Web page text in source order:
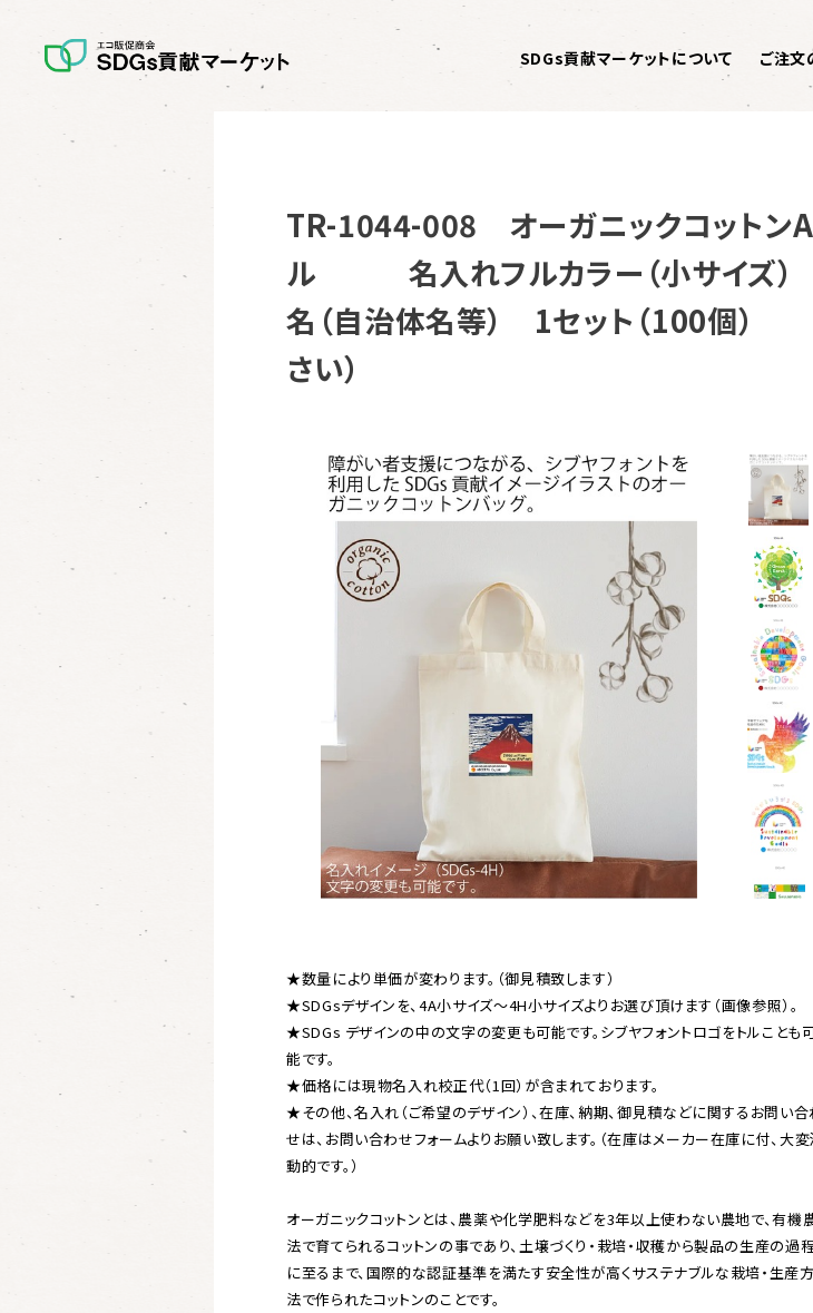
SDGs貢献マーケットについて ご注文
TR-1044-008 オーガニックコットン
ル 名入れフルカラー（小サイズ）
名（自治体名等） 1セット（100個
さい）
★数量により単価が変わります。（御見積致します）
★SDGsデザインを、4A小サイズ〜4H小サイズよりお選び頂けます（画像参照）。
★SDGs デザインの中の文字の変更も可能です。シブヤフォントロゴをトルことも
能です。
★価格には現物名入れ校正代（1回）が含まれております。
★その他、名入れ（ご希望のデザイン）、在庫、納期、御見積などに関するお問い合
せは、お問い合わせフォームよりお願い致します。（在庫はメーカー在庫に付、大変
動的です。）
オーガニックコットンとは、農薬や化学肥料などを3年以上使わない農地で、有機
法で育てられるコットンの事であり、土壌づくり・栽培・収穫から製品の生産の過
に至るまで、国際的な認証基準を満たす安全性が高くサステナブルな栽培・生産方
法で作られたコットンのことです。